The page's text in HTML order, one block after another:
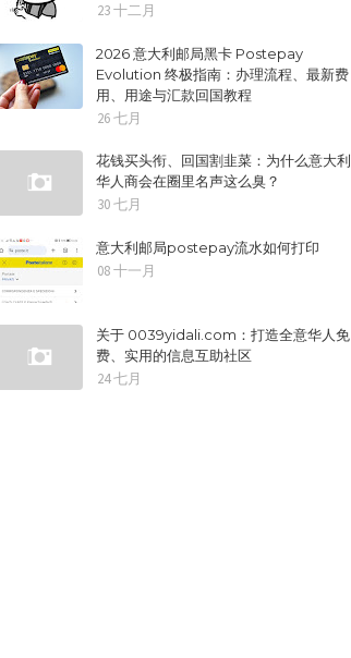
23 十二月
2026 意大利邮局黑卡 Postepay
Evolution 终极指南：办理流程、最新费
用、用途与汇款回国教程
26 七月
花钱买头衔、回国割韭菜：为什么意大利
华人商会在圈里名声这么臭？
30 七月
意大利邮局postepay流水如何打印
08 十一月
关于 0039yidali.com：打造全意华人免
费、实用的信息互助社区
24 七月